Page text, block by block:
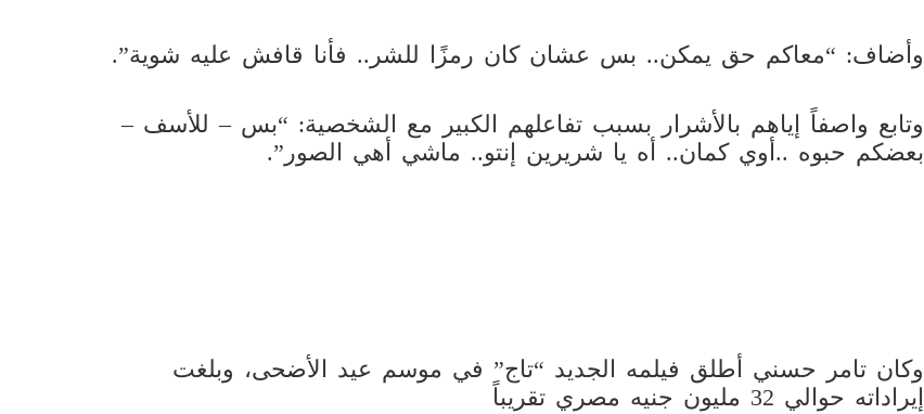
وأضاف: “معاكم حق يمكن.. بس عشان كان رمزًا للشر.. فأنا قافش عليه شوية”.
وتابع واصفاً إياهم بالأشرار بسبب تفاعلهم الكبير مع الشخصية: “بس – للأسف –
بعضكم حبوه ..أوي كمان.. أه يا شريرين إنتو.. ماشي أهي الصور”.
وكان تامر حسني أطلق فيلمه الجديد “تاج” في موسم عيد الأضحى، وبلغت
إيراداته حوالي 32 مليون جنيه مصري تقريباً